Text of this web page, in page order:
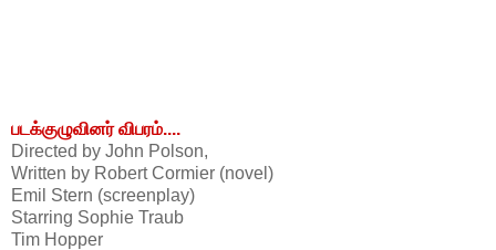
படக்குழுவினர் விபரம்....
Directed by John Polson,
Written by Robert Cormier (novel)
Emil Stern (screenplay)
Starring Sophie Traub
Tim Hopper